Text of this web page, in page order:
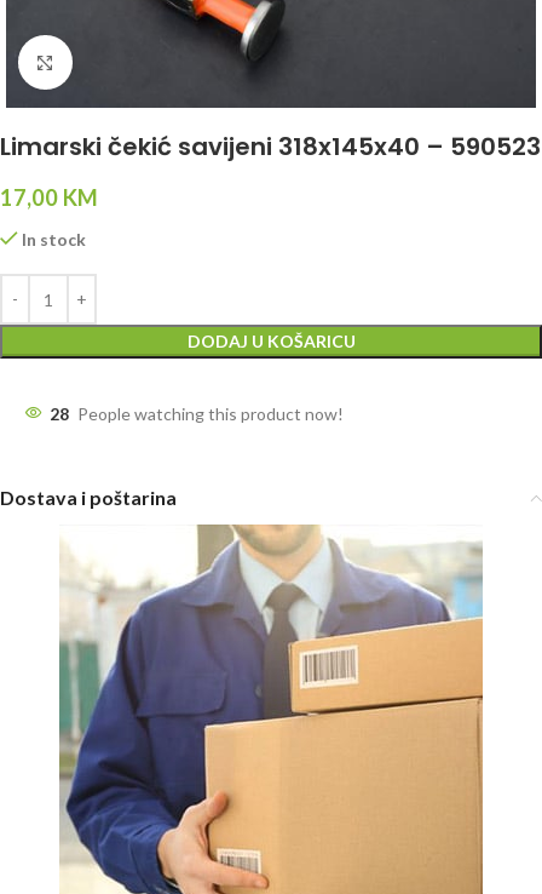
Click to enlarge
Limarski čekić savijeni 318x145x40 – 590523
17,00 KM
In stock
DODAJ U KOŠARICU
28 People watching this product now!
Dostava i poštarina